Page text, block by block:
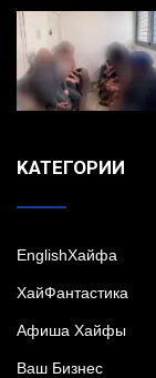
KАТЕГОРИИ
EnglishХайфа
XайФантастика
Афиша Хайфы
Ваш Бизнес